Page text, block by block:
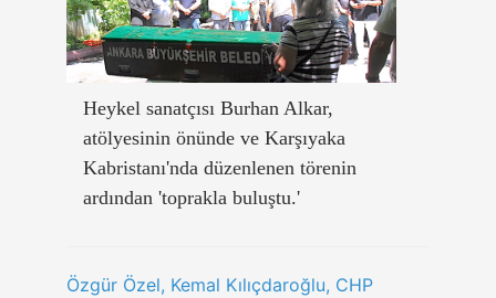
Heykel sanatçısı Burhan Alkar,
atölyesinin önünde ve Karşıyaka
Kabristanı'nda düzenlenen törenin
ardından 'toprakla buluştu.'
Özgür Özel, Kemal Kılıçdaroğlu, CHP